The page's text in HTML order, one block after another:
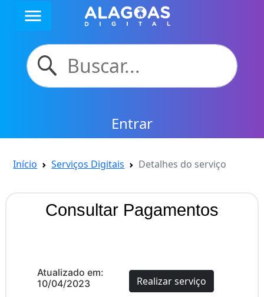
menu
Entrar
Início Serviços Digitais Detalhes do serviço
Consultar Pagamentos
Atualizado em:
10/04/2023
Realizar serviço